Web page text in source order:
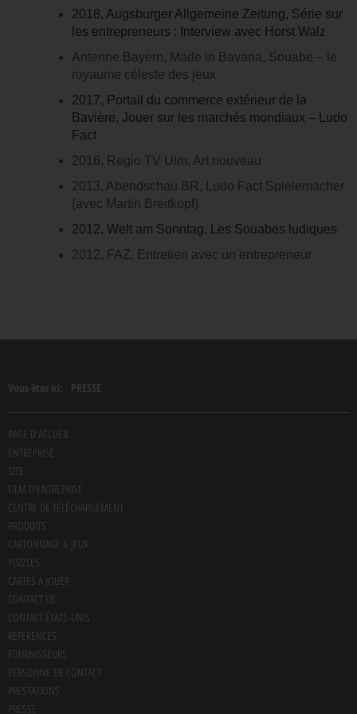
2018, Augsburger Allgemeine Zeitung, Série sur
les entrepreneurs : Interview avec Horst Walz
Antenne Bayern, Made in Bavaria, Souabe – le
royaume céleste des jeux
2017, Portail du commerce extérieur de la
Bavière, Jouer sur les marchés mondiaux – Ludo
Fact
2016, Regio TV Ulm, Art nouveau
2013, Abendschau BR, Ludo Fact Spielemacher
(avec Martin Breitkopf)
2012, Welt am Sonntag, Les Souabes ludiques
2012, FAZ, Entretien avec un entrepreneur
Vous êtes ici: PRESSE
PAGE D'ACCUEIL
ENTREPRISE
SITE
FILM D'ENTREPRISE
CENTRE DE TÉLÉCHARGEMENT
PRODUITS
CARTONNAGE & JEUX
PUZZLES
CARTES À JOUER
CONTACT UE
CONTACT ÉTATS-UNIS
RÉFÉRENCES
FOURNISSEURS
PERSONNE DE CONTACT
PRESTATIONS
PRESSE